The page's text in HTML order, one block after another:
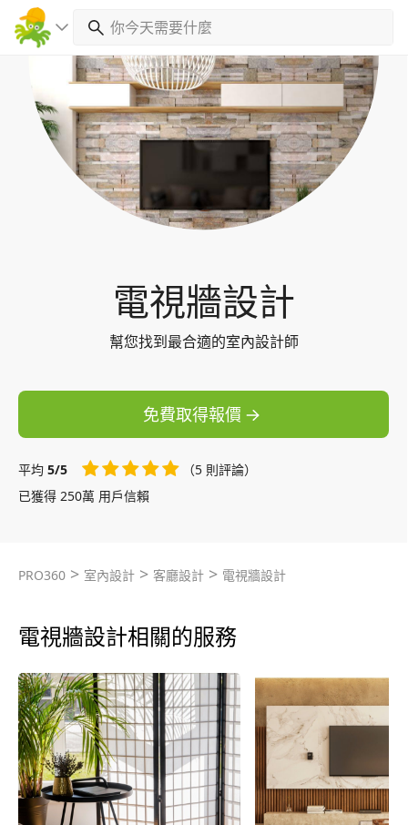
電視牆設計
幫您找到最合適的室內設計師
免費取得報價
平均 5/5
（5 則評論）
已獲得 250萬 用戶信賴
PRO360 > 室內設計 > 客廳設計 > 電視牆設計
電視牆設計相關的服務